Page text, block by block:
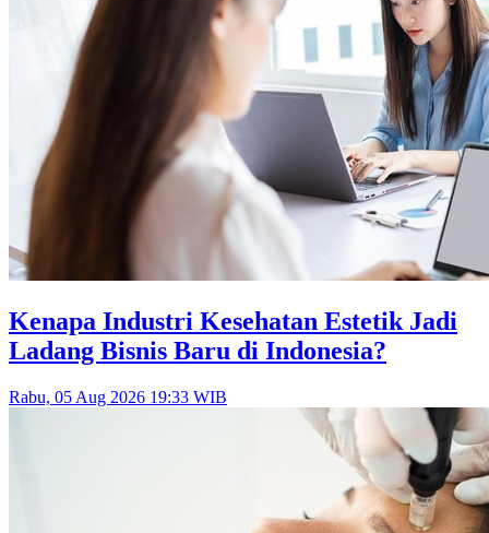
Kenapa Industri Kesehatan Estetik Jadi
Ladang Bisnis Baru di Indonesia?
Rabu, 05 Aug 2026 19:33 WIB